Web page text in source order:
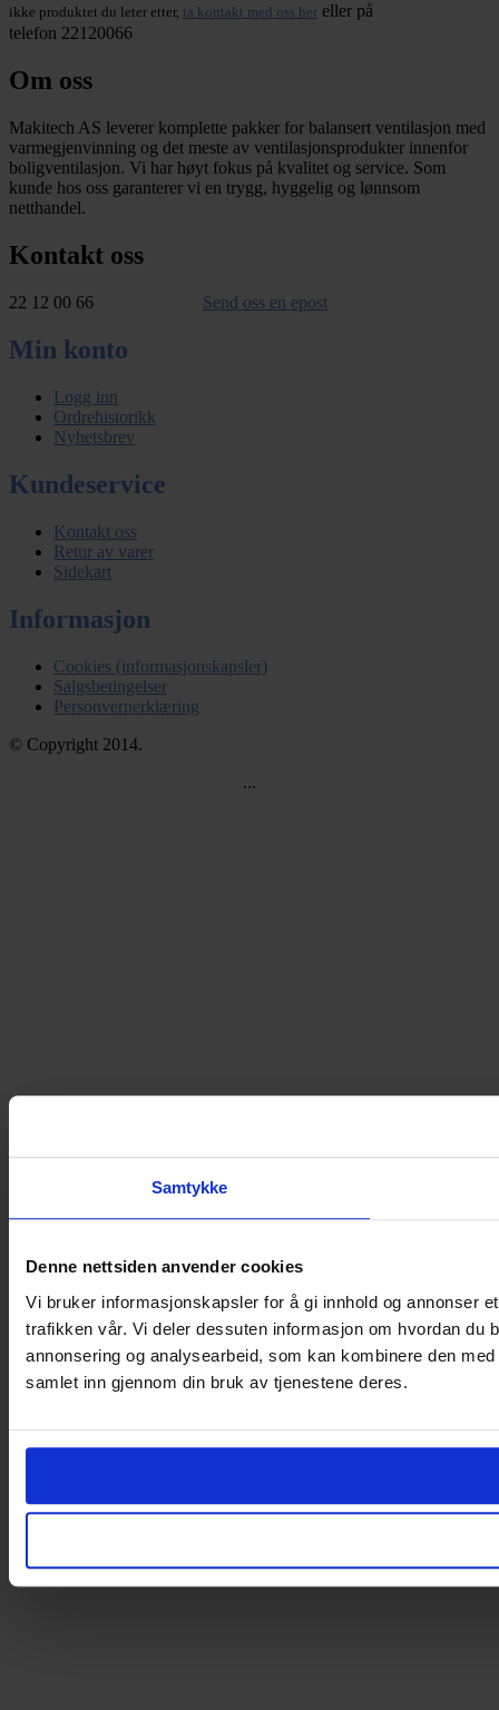
Samtykke
Denne nettsiden anvender cookies
Vi bruker informasjonskapsler for å gi innhold og annonser
trafikken vår. Vi deler dessuten informasjon om hvordan du
annonsering og analysearbeid, som kan kombinere den
samlet inn gjennom din bruk av tjenestene deres.
ikke produktet du leter etter, ta kontakt med oss her eller på
telefon 22120066
Om oss
Makitech AS leverer komplette pakker for balansert ventilasjon med
varmegjenvinning og det meste av ventilasjonsprodukter innenfor
boligventilasjon. Vi har høyt fokus på kvalitet og service. Som
kunde hos oss garanterer vi en trygg, hyggelig og lønnsom
netthandel.
Kontakt oss
22 12 00 66 Send oss en epost
Min konto
Logg inn
Ordrehistorikk
Nyhetsbrev
Kundeservice
Kontakt oss
Retur av varer
Sidekart
Informasjon
Cookies (informasjonskapsler)
Salgsbetingelser
Personvernerklæring
© Copyright 2014.
...